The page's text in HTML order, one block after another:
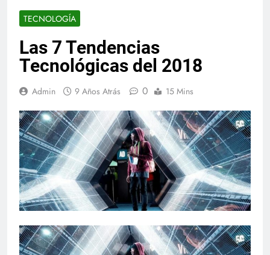
TECNOLOGÍA
Las 7 Tendencias
Tecnológicas del 2018
Admin 9 Años Atrás 0 15 Mins